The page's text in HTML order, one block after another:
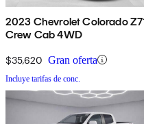
2023 Chevrolet Colorado
Crew Cab 4WD
$35,620 Gran oferta
Incluye tarifas de conc.